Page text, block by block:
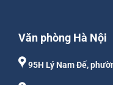
Văn phòng Hà Nội
95H Lý Nam Đế,